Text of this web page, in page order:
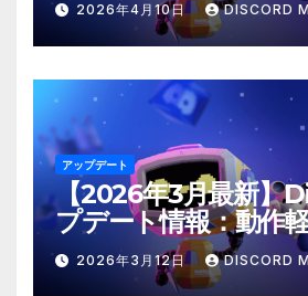
2026年4月10日 DISCORD
アップデート
【2026年3月最新】
プデート情報：動作
ション仕様の修正
2026年3月12日 DISCORD